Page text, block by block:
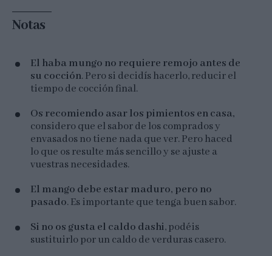
Notas
El haba mungo no requiere remojo antes de
su cocción. Pero si decidís hacerlo, reducir el
tiempo de cocción final.
Os recomiendo asar los pimientos en casa,
considero que el sabor de los comprados y
envasados no tiene nada que ver. Pero haced
lo que os resulte más sencillo y se ajuste a
vuestras necesidades.
El mango debe estar maduro, pero no
pasado. Es importante que tenga buen sabor.
Si no os gusta el caldo dashi, podéis
sustituirlo por un caldo de verduras casero.